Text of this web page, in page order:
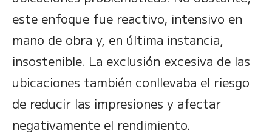
este enfoque fue reactivo, intensivo en
mano de obra y, en última instancia,
insostenible. La exclusión excesiva de las
ubicaciones también conllevaba el riesgo
de reducir las impresiones y afectar
negativamente el rendimiento.